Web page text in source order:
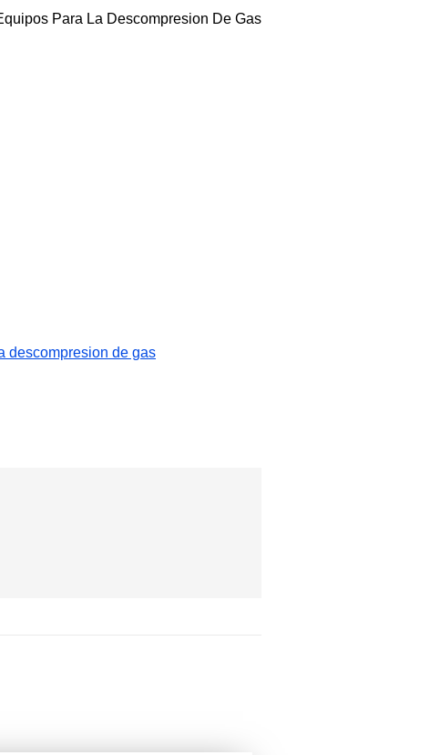
Para La Descompresion De Gas
descompresion de gas